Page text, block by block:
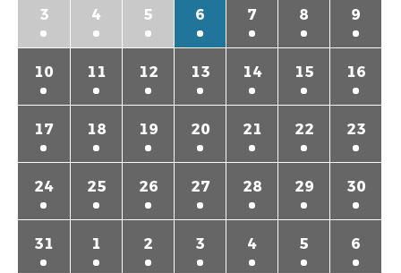
3 4 5 6 7 8 9
10 11 12 13 14 15 16
17 18 19 20 21 22 23
24 25 26 27 28 29 30
31 1 2 3 4 5 6